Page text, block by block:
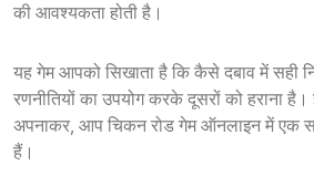
की आवश्यकता होती है।
यह गेम आपको सिखाता है कि कैसे दबाव में सही
रणनीतियों का उपयोग करके दूसरों को हराना है।
अपनाकर, आप चिकन रोड गेम ऑनलाइन में एक
हैं।